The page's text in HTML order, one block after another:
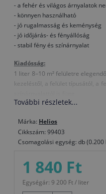
- a fehér és világos árnyalatok
- könnyen használható
- jó rugalmasság és keménység
- jó időjárás- és fényállóság
- stabil fény és színárnyalat
Kiadósság:
1 liter 8–10 m² felületre
kezeléstől, a felület típusától, a
akril kötőanyag, oldószer, festék
Hígítás:
Megjegyzések, különleges
- Rosszul szellőztetett
További részletek...
Márka: Helios
Cikkszám: 99403
Csomagolási egység: db (0.200
1 840 Ft
Egységár: 9 200 Ft / liter